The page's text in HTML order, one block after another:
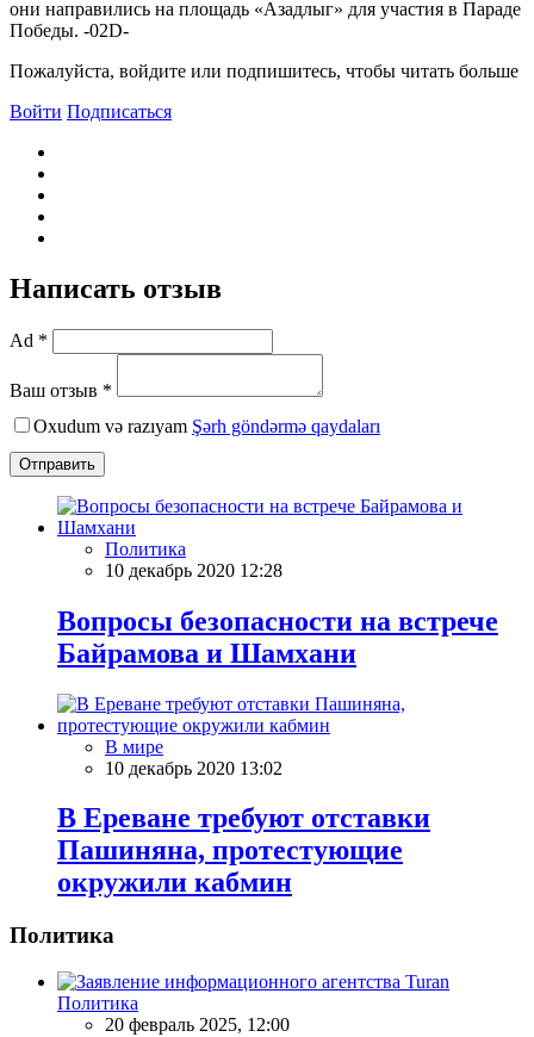
они направились на площадь «Азадлыг» для участия в Параде
Победы. -02D-
Пожалуйста, войдите или подпишитесь, чтобы читать больше
Войти Подписаться
Написать отзыв
Ad *
Ваш отзыв *
Oxudum və razıyam Şərh göndərmə qaydaları
Отправить
Политика
10 декабрь 2020 12:28
Вопросы безопасности на встрече
Байрамова и Шамхани
В мире
10 декабрь 2020 13:02
В Ереване требуют отставки
Пашиняна, протестующие
окружили кабмин
Политика
Политика
20 февраль 2025, 12:00